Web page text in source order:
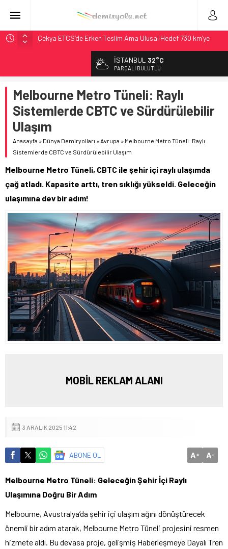
Çekya ETCS’de Erken Teslim Ama Ulusal Hedef 730 km’ye
České dráhy 101 Yaşındaki Buharlıyı Šumava Seferlerine
Brescia 426 Milyon Euro’luk Tramvay İnşaatına Başladı
Northern Railway Doğruladı: 308 Bin Rupiye Özel Vagonda
Puja
Madrid Atocha’da 56 Milyon Euro’luk Yenileme: Sol Tüneli
%33 Kapasite Artışı
İSTANBUL 32°C
PARÇALI BULUTLU
Melbourne Metro Tüneli: Raylı
Sistemlerde CBTC ve Sürdürülebilir
Ulaşım
Anasayfa » Dünya Demiryolları »Avrupa » Melbourne Metro Tüneli: Raylı
Sistemlerde CBTC ve Sürdürülebilir Ulaşım
Melbourne Metro Tüneli, CBTC ile şehir içi raylı ulaşımda
çağ atladı. Kapasite arttı, tren sıklığı yükseldi. Geleceğin
ulaşımına dev bir adım!
MOBİL REKLAM ALANI
3 ARALIK 2025 11:42
ABONE OL A+ A-
Melbourne Metro Tüneli: Geleceğin Şehir İçi Raylı
Ulaşımına Doğru Bir Adım
Melbourne, Avustralya’da şehir içi ulaşım ağını dönüştürecek
önemli bir adım atarak, Melbourne Metro Tüneli projesini resmen
hizmete aldı. Bu devasa proje, gelişmiş Haberleşmeye Dayalı Tren